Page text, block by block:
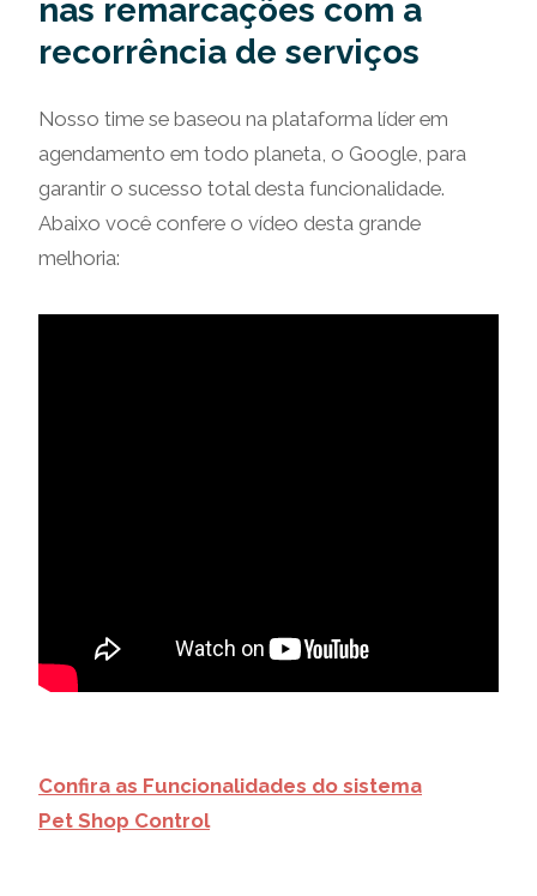
nas remarcações com a
recorrência de serviços
Nosso time se baseou na plataforma líder em
agendamento em todo planeta, o Google, para
garantir o sucesso total desta funcionalidade.
Abaixo você confere o vídeo desta grande
melhoria:
Confira as Funcionalidades do sistema
Pet Shop Control